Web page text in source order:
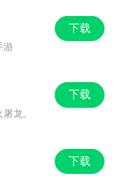
供了全新的时装
轻松购买，享受
试吧
素风以及整体玩
下去，就是我想
法师去，但是我
肝武器又得花很
同职业的同类武
下载
游
下载
龙。
下载